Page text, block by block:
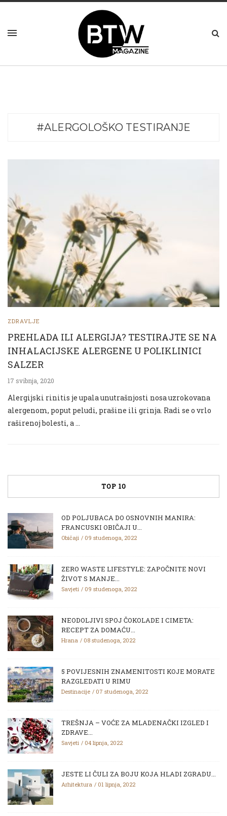
#ALERGOLOŠKO TESTIRANJE
ZDRAVLJE
PREHLADA ILI ALERGIJA? TESTIRAJTE SE NA
INHALACIJSKE ALERGENE U POLIKLINICI
SALZER
17 svibnja, 2020
Alergijski rinitis je upala unutrašnjosti nosa uzrokovana
alergenom, poput peludi, prašine ili grinja. Radi se o vrlo
raširenoj bolesti, a …
TOP 10
OD POLJUBACA DO OSNOVNIH MANIRA:
FRANCUSKI OBIČAJI U...
Običaji 09 studenoga, 2022
ZERO WASTE LIFESTYLE: ZAPOČNITE NOVI
ŽIVOT S MANJE...
Savjeti 09 studenoga, 2022
NEODOLJIVI SPOJ ČOKOLADE I CIMETA:
RECEPT ZA DOMAĆU...
Hrana 08 studenoga, 2022
5 POVIJESNIH ZNAMENITOSTI KOJE MORATE
RAZGLEDATI U RIMU
Destinacije 07 studenoga, 2022
TREŠNJA – VOĆE ZA MLADENAČKI IZGLED I
ZDRAVE...
Savjeti 04 lipnja, 2022
JESTE LI ČULI ZA BOJU KOJA HLADI ZGRADU...
Arhitektura 01 lipnja, 2022